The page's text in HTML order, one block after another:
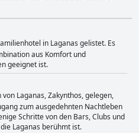
die als außergewöhnlich
in Englisch beschrieben wurden.
ihre freundlichen Umgangsformen
den Gästen das Gefühl geben,
Hotel bietet außerdem saubere
gewechselter Bettwäsche und
negative Kommentare zu
der Gäste empfand die Zimmer
Gäste die Bemühungen des
ihren Aufenthalt im Hotel.
in Laganas gelistet. Es
aus Komfort und
geeignet ist.
Laganas, Zakynthos, gelegen,
zum ausgedehnten Nachtleben
Schritte von den Bars, Clubs und
Laganas berühmt ist.